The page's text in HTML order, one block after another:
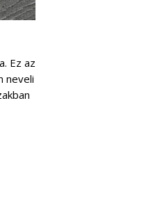
Ez az
neveli